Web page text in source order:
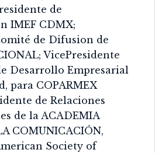
de
IMEF CDMX;
de Difusion de
VicePresidente
Desarrollo Empresarial
para COPARMEX
de Relaciones
de la ACADEMIA
COMUNICACIÓN,
Society of